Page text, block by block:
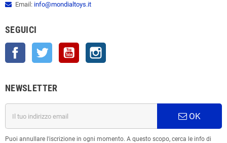
Email: info@mondialtoys.it
SEGUICI
Facebook Twitter YouTube
NEWSLETTER
OK
Puoi annullare l'iscrizione in ogni momento. A questo scopo, cerca le info di